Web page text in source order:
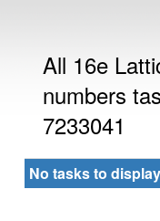
All 16e
numbers
7233041
No tasks to display